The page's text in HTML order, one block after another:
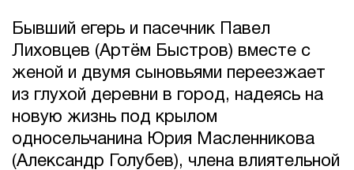
Бывший егерь и пасечник Павел
Лиховцев (Артём Быстров) вместе с
женой и двумя сыновьями переезжает
из глухой деревни в город, надеясь на
новую жизнь под крылом
односельчанина Юрия Масленникова
(Александр Голубев), члена влиятельной